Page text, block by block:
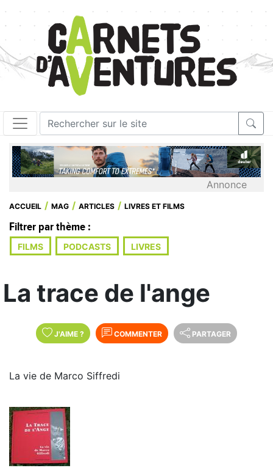
Annonce
ACCUEIL MAG ARTICLES LIVRES ET FILMS
Filtrer par thème :
FILMS PODCASTS LIVRES
La trace de l'ange
J'AIME ? COMMENTER PARTAGER
La vie de Marco Siffredi